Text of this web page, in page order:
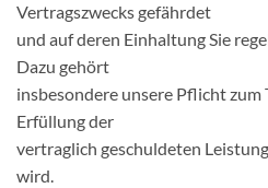
Vertragszwecks gefährdet
und auf deren Einhaltung Sie
Dazu gehört
insbesondere unsere Pflicht zum
Erfüllung der
vertraglich geschuldeten
wird.